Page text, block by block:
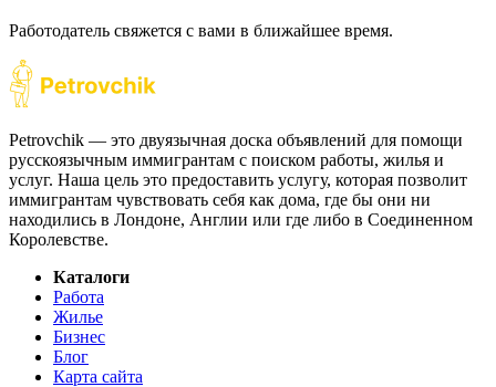
Работодатель свяжется с вами в ближайшее время.
Petrovchik — это двуязычная доска объявлений для помощи
русскоязычным иммигрантам с поиском работы, жилья и
услуг. Наша цель это предоставить услугу, которая позволит
иммигрантам чувствовать себя как дома, где бы они ни
находились в Лондоне, Англии или где либо в Соединенном
Королевстве.
Каталоги
Работа
Жилье
Бизнес
Блог
Карта сайта